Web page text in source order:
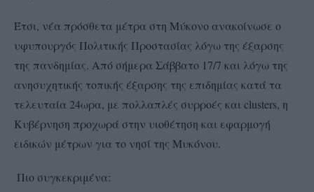
Έτσι, νέα πρόσθετα μέτρα στη Μύκονο ανακοίνωσε ο
υφυπουργός Πολιτικής Προστασίας λόγω της έξαρσης
της πανδημίας. Από σήμερα Σάββατο 17/7 και λόγω της
ανησυχητικής τοπικής έξαρσης της επιδημίας κατά τα
τελευταία 24ωρα, με πολλαπλές συρροές και clusters, η
Κυβέρνηση προχωρά στην υιοθέτηση και εφαρμογή
ειδικών μέτρων για το νησί της Μυκόνου.
Πιο συγκεκριμένα: